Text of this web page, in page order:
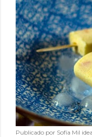
Publicado por Sofía Mil